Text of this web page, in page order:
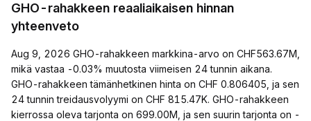
GHO-rahakkeen reaaliaikaisen hinnan
yhteenveto
Aug 9, 2026 GHO-rahakkeen markkina-arvo on CHF563.67M,
mikä vastaa -0.03% muutosta viimeisen 24 tunnin aikana.
GHO-rahakkeen tämänhetkinen hinta on CHF 0.806405, ja sen
24 tunnin treidausvolyymi on CHF 815.47K. GHO-rahakkeen
kierrossa oleva tarjonta on 699.00M, ja sen suurin tarjonta on -